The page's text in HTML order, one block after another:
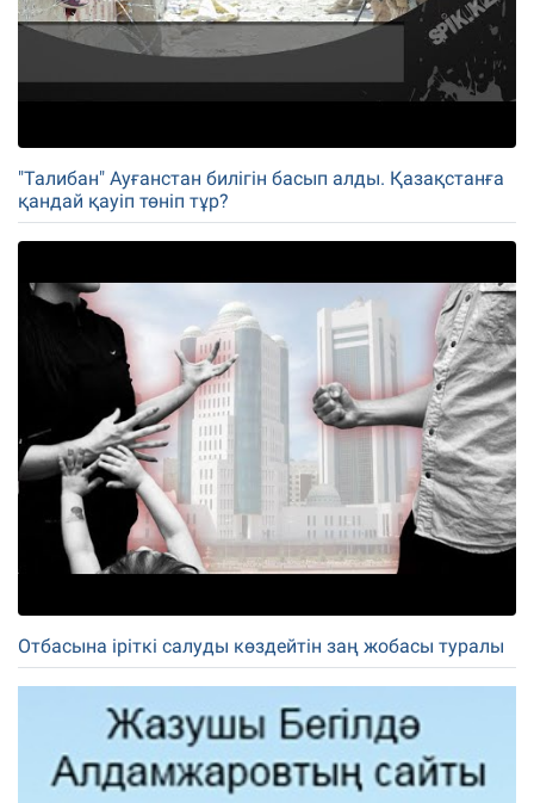
"Талибан" Ауғанстан билігін басып алды. Қазақстанға
қандай қауіп төніп тұр?
Отбасына іріткі салуды көздейтін заң жобасы туралы